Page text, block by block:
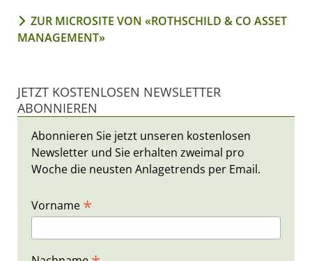
ZUR MICROSITE VON «ROTHSCHILD & CO ASSET
MANAGEMENT»
JETZT KOSTENLOSEN NEWSLETTER
ABONNIEREN
Abonnieren Sie jetzt unseren kostenlosen
Newsletter und Sie erhalten zweimal pro
Woche die neusten Anlagetrends per Email.
Vorname *